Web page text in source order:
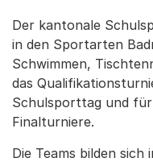
Der kantonale
in den Sportarten
Schwimmen,
das
Schulsporttag und
Finalturniere.
Die Teams bilden